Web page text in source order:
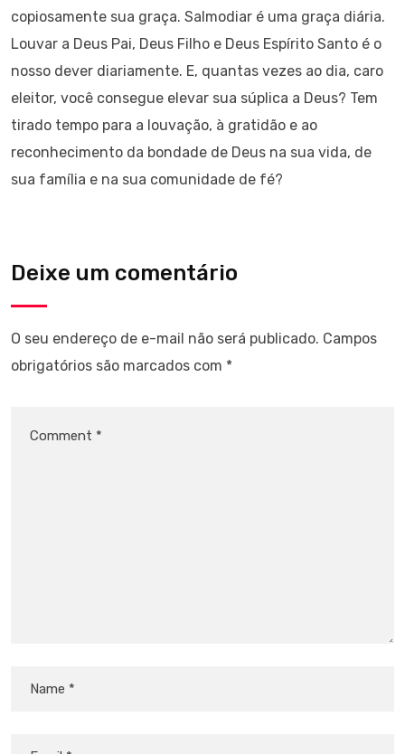
copiosamente sua graça. Salmodiar é uma graça diária.
Louvar a Deus Pai, Deus Filho e Deus Espírito Santo é o
nosso dever diariamente. E, quantas vezes ao dia, caro
eleitor, você consegue elevar sua súplica a Deus? Tem
tirado tempo para a louvação, à gratidão e ao
reconhecimento da bondade de Deus na sua vida, de
sua família e na sua comunidade de fé?
Deixe um comentário
O seu endereço de e-mail não será publicado. Campos
obrigatórios são marcados com *